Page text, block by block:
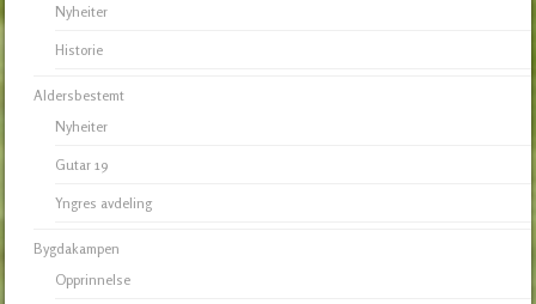
Nyheiter
Historie
Aldersbestemt
Nyheiter
Gutar 19
Yngres avdeling
Bygdakampen
Opprinnelse